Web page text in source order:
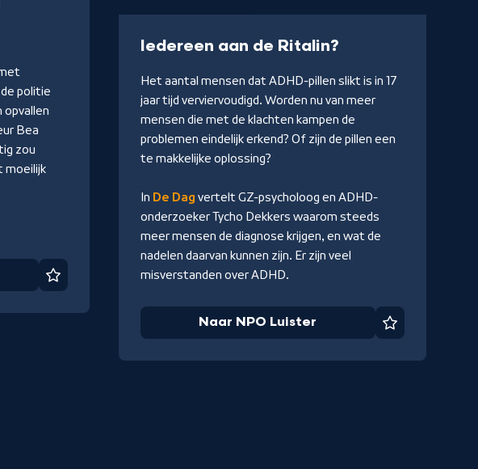
NPO
Start
politie
opvallen
Bea
zou
moeilijk
Favoriet
Iedereen aan de Ritalin?-
NPO
Luister
Het aantal mensen dat ADHD-pillen slikt is in 17
jaar tijd verviervoudigd. Worden nu van meer
mensen die met de klachten kampen de
problemen eindelijk erkend? Of zijn de pillen een
te makkelijke oplossing?
In De Dag vertelt GZ-psycholoog en ADHD-
onderzoeker Tycho Dekkers waarom steeds
meer mensen de diagnose krijgen, en wat de
nadelen daarvan kunnen zijn. Er zijn veel
misverstanden over ADHD.
Naar NPO Luister Favoriet